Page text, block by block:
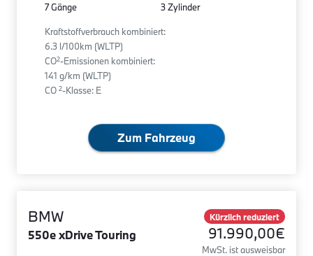
7 Gänge
3 Zylinder
Kraftstoffverbrauch kombiniert:
6.3 l/100km (WLTP)
CO2-Emissionen kombiniert:
141 g/km (WLTP)
CO 2-Klasse: E
Zum Fahrzeug
BMW
550e xDrive Touring
Kürzlich reduziert
91.990,00€
MwSt. ist ausweisbar